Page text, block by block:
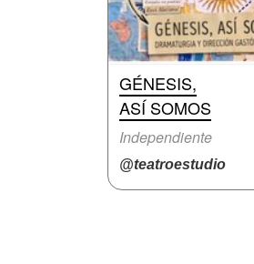
GÉNESIS,
ASÍ SOMOS
Independiente
@teatroestudio